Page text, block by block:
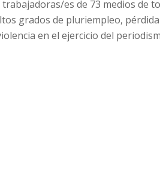
trabajadoras/es de 73 medios de
grados de pluriempleo,
en el ejercicio del